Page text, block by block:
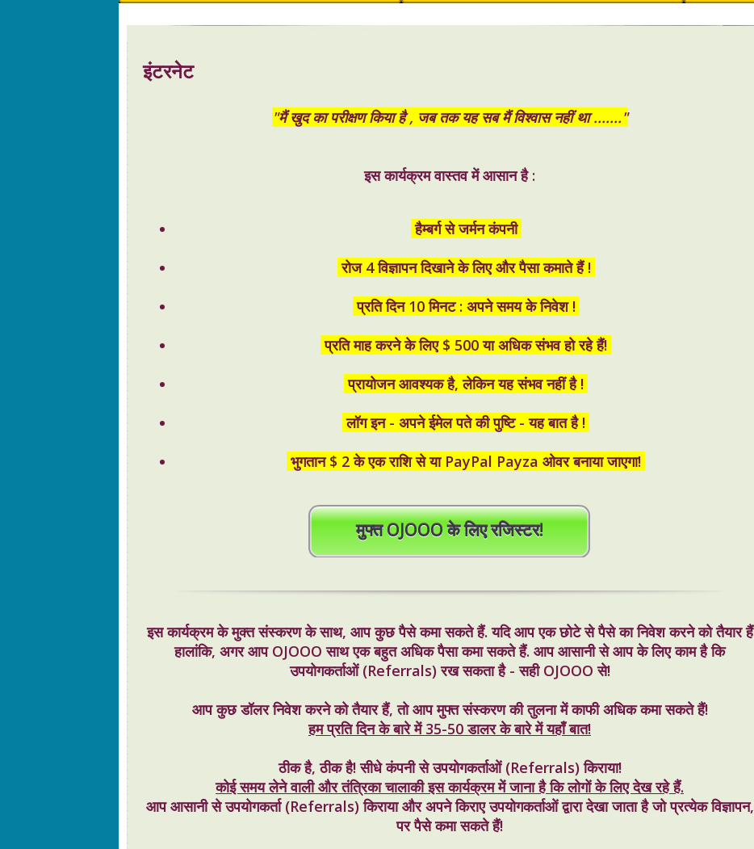
कमा सकते हैं. आप भी घंटों विज्ञापन के लिए घड़ी नहीं है. आप बस आप के लिए विज्ञापन पर क्लिक करने वाले रेफरल OJOOO से जगह किराए पर. भारतीय
PowerStrips - bharatiya
Cannabis Eco System in bharatiya
Cannabis Eco System in bharatiya
More and more people in bharatiya using this platform
Geld verdienen mit KI-Trading
With our bharatiya AI bot, you get 24/5 automated trading
Our Youtube Channel in bharatiya
Hier Geld verdienenim Netz
Download the wallet from Google Play or the App Store
bharatiya - BitCoin
इंटरनेट
"मैं खुद का परीक्षण किया है , जब तक यह सब मैं विश्वास नहीं था ......."
इस कार्यक्रम वास्तव में आसान है :
हैम्बर्ग से जर्मन कंपनी
रोज 4 विज्ञापन दिखाने के लिए और पैसा कमाते हैं !
प्रति दिन 10 मिनट : अपने समय के निवेश !
प्रति माह करने के लिए $ 500 या अधिक संभव हो रहे हैं!
प्रायोजन आवश्यक है, लेकिन यह संभव नहीं है !
लॉग इन - अपने ईमेल पते की पुष्टि - यह बात है !
भुगतान $ 2 के एक राशि से या PayPal Payza ओवर बनाया जाएगा!
मुफ्त OJOOO के लिए रजिस्टर!
इस कार्यक्रम के मुक्त संस्करण के साथ, आप कुछ पैसे कमा सकते हैं. यदि आप एक छोटे से पैसे का निवेश करने को तैयार हैं
हालांकि, अगर आप OJOOO साथ एक बहुत अधिक पैसा कमा सकते हैं. आप आसानी से आप के लिए काम है कि
उपयोगकर्ताओं (Referrals) रख सकता है - सही OJOOO से!
आप कुछ डॉलर निवेश करने को तैयार हैं, तो आप मुफ्त संस्करण की तुलना में काफी अधिक कमा सकते हैं!
हम प्रति दिन के बारे में 35-50 डालर के बारे में यहाँ बात!
ठीक है, ठीक है! सीधे कंपनी से उपयोगकर्ताओं (Referrals) किराया!
कोई समय लेने वाली और तंत्रिका चालाकी इस कार्यक्रम में जाना है कि लोगों के लिए देख रहे हैं.
आप आसानी से उपयोगकर्ता (Referrals) किराया और अपने किराए उपयोगकर्ताओं द्वारा देखा जाता है जो प्रत्येक विज्ञापन,
पर पैसे कमा सकते हैं!